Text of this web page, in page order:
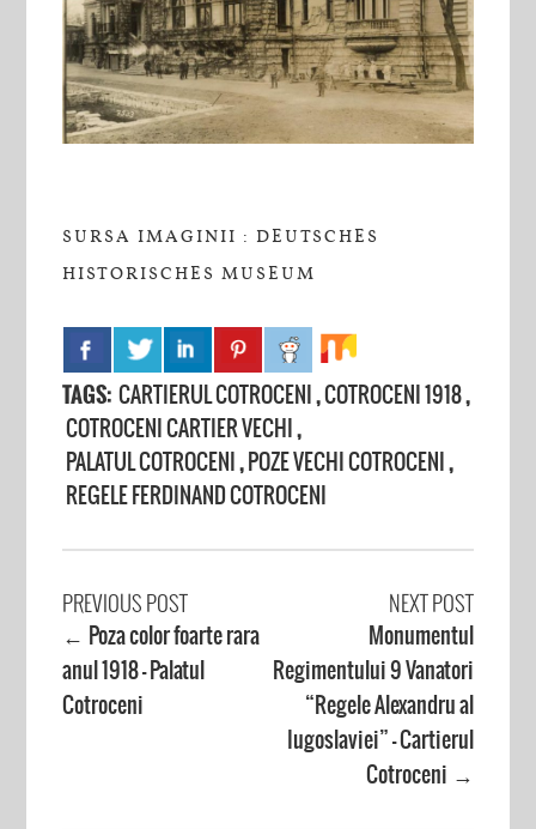
SURSA IMAGINII : DEUTSCHES
HISTORISCHES MUSEUM
TAGS: CARTIERUL COTROCENI,COTROCENI 1918,
COTROCENI CARTIER VECHI,
PALATUL COTROCENI,POZE VECHI COTROCENI,
REGELE FERDINAND COTROCENI
PREVIOUS POST
← Poza color foarte rara
anul 1918 – Palatul
Cotroceni
NEXT POST
Monumentul
Regimentului 9 Vanatori
“Regele Alexandru al
Iugoslaviei” – Cartierul
Cotroceni →